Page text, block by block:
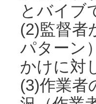
とバイブ
(2)監督者
パターン
かけに対
(3)作業者